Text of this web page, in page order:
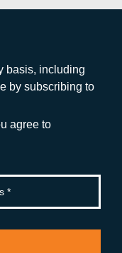
e
n
basis, including
by subscribing to
agree to